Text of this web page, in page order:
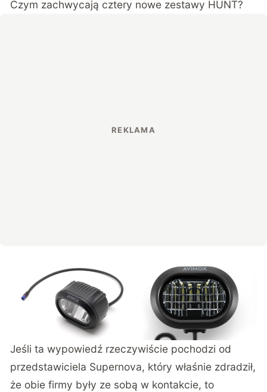
Czym zachwycają cztery nowe zestawy HUNT?
Jeśli ta wypowiedź rzeczywiście pochodzi od
przedstawiciela Supernova, który właśnie zdradził,
że obie firmy były ze sobą w kontakcie, to